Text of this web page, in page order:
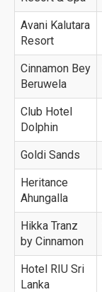
Avani Kalutara
Resort
Cinnamon Bey
Beruwela
Club Hotel
Dolphin
Goldi Sands
Heritance
Ahungalla
Hikka Tranz
by Cinnamon
Hotel RIU Sri
Lanka